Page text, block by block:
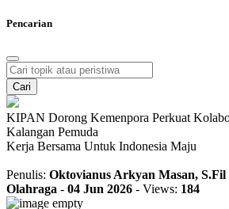
Pencarian
Cari
KIPAN Dorong Kemenpora Perkuat
Kalangan Pemuda
Kerja Bersama Untuk Indonesia Maju
Penulis: Oktovianus Arkyan Masan, S.Fil
Olahraga - 04 Jun 2026 - Views: 184